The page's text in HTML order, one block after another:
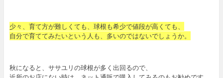
少々、育て方が難しくても、球根も希少で値段が高くても、
自分で育ててみたいという人も、多いのではないでしょうか。
秋になると、ササユリの球根が多く出回るので、